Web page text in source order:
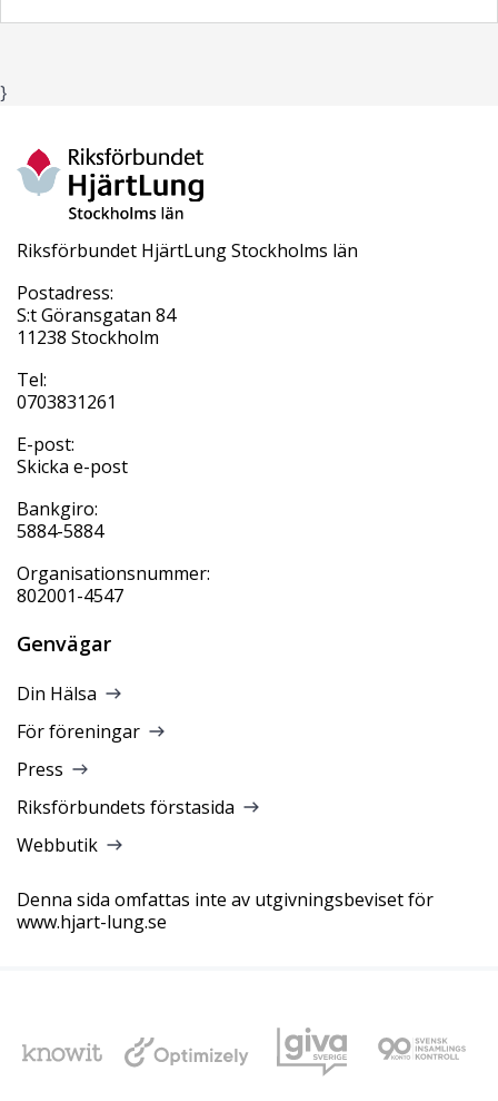
}
Riksförbundet HjärtLung Stockholms län
Postadress:
S:t Göransgatan 84
11238 Stockholm
Tel:
0703831261
E-post:
Skicka e-post
Bankgiro:
5884-5884
Organisationsnummer:
802001-4547
Genvägar
Din Hälsa
För föreningar
Press
Riksförbundets förstasida
Webbutik
Denna sida omfattas inte av utgivningsbeviset för
www.hjart-lung.se